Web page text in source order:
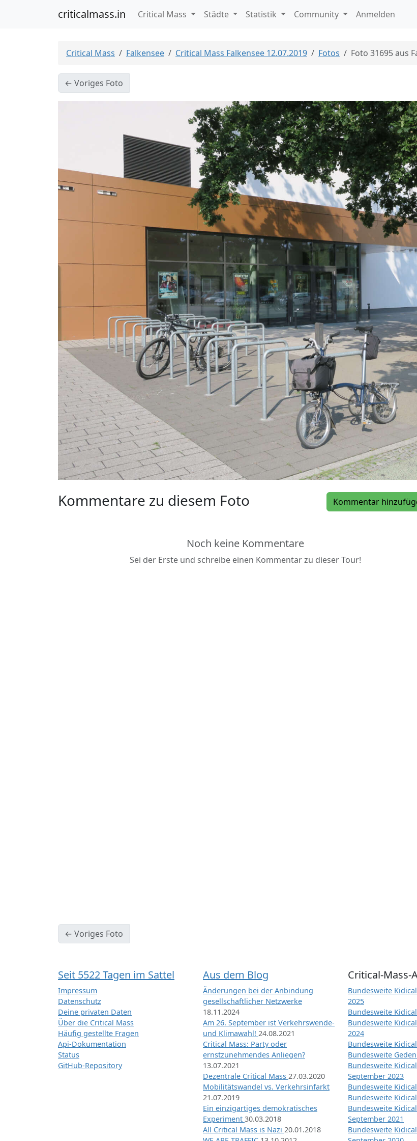
criticalmass.in Critical Mass Städte Statistik Community Anmelden
Critical Mass Falkensee Critical Mass Falkensee 12.07.2019 Fotos Foto 31695 aus
← Voriges Foto
Kommentar
Kommentare zu diesem Foto
Noch keine Kommentare
Sei der Erste und schreibe einen Kommentar zu dieser Tour!
← Voriges Foto
Seit 5522 Tagen im Sattel
Impressum
Datenschutz
Deine privaten Daten
Über die Critical Mass
Häufig gestellte Fragen
Api-Dokumentation
Status
GitHub-Repository
Aus dem Blog
Änderungen bei der Anbindung
gesellschaftlicher Netzwerke
18.11.2024
Am 26. September ist Verkehrswende-
und Klimawahl! 24.08.2021
Critical Mass: Party oder
ernstzunehmendes Anliegen?
13.07.2021
Dezentrale Critical Mass 27.03.2020
Mobilitätswandel vs. Verkehrsinfarkt
21.07.2019
Ein einzigartiges demokratisches
Experiment 30.03.2018
All Critical Mass is Nazi 20.01.2018
Critical-Mass-
Bundesweite
2025
Bundesweite
Bundesweite
2024
Bundesweite
Bundesweite
Bundesweite
September 2023
Bundesweite
Bundesweite
Bundesweite
September 2021
Bundesweite